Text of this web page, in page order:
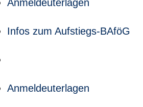
Anmeldeuterlagen
Infos zum Aufstiegs-BAföG
Anmeldeuterlagen